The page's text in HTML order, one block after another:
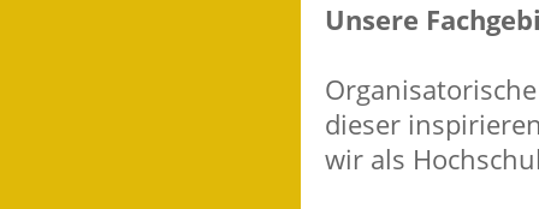
Unsere
dieser
wir als